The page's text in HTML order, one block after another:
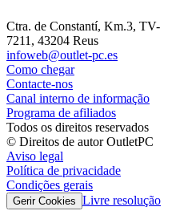
Ctra. de Constantí, Km.3, TV-
7211, 43204 Reus
infoweb@outlet-pc.es
Como chegar
Contacte-nos
Canal interno de informação
Programa de afiliados
Todos os direitos reservados
© Direitos de autor OutletPC
Aviso legal
Política de privacidade
Condições gerais
Gerir Cookies Livre resolução